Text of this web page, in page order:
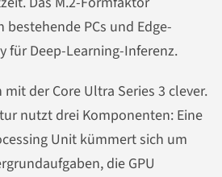
bestehende PCs und Edge-
für Deep-Learning-Inferenz.
der Core Ultra Series 3 clever.
nutzt drei Komponenten: Eine
Unit kümmert sich um
die GPU